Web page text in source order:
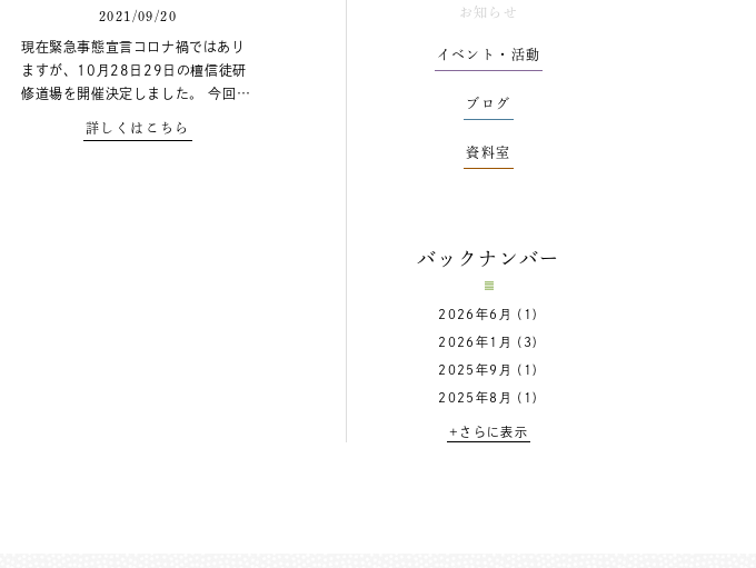
2021/09/20
現在緊急事態宣言コロナ禍ではあり
ますが、10月28日29日の檀信徒研
修道場を開催決定しました。 今回…
詳しくはこちら
お知らせ
イベント・活動
ブログ
資料室
バックナンバー
2026年6月 (1)
2026年1月 (3)
2025年9月 (1)
2025年8月 (1)
+さらに表示